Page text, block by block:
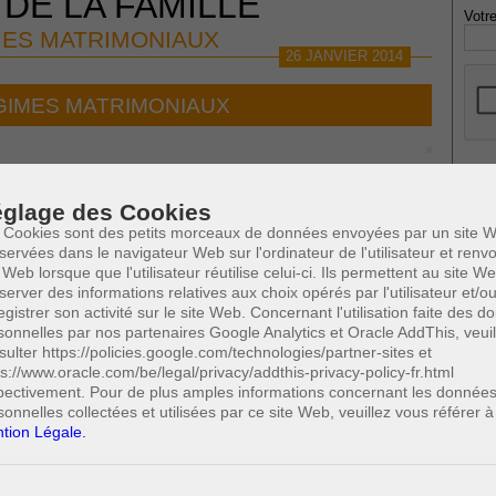
des Cookies
Cookies sont des petits morceaux de données envoyées par un site
dans le navigateur Web sur l'ordinateur de l'utilisateur et
lorsque que l'utilisateur réutilise celui-ci. Ils permettent au site
des informations relatives aux choix opérés par l'utilisateur et/
son activité sur le site Web. Concernant l'utilisation faite des
par nos partenaires Google Analytics et Oracle AddThis,
https://policies.google.com/technologies/partner-sites et
www.oracle.com/be/legal/privacy/addthis-privacy-policy-fr.html
Pour de plus amples informations concernant les données
collectées et utilisées par ce site Web, veuillez vous référer
Légale.
MATRIMONIAUX
26 JANVIER 2014
MATRIMONIAUX
(4/4) Cette page a été vue 0fois
dont0 le mois dernier.
DE VOUS INTERESSER:
*